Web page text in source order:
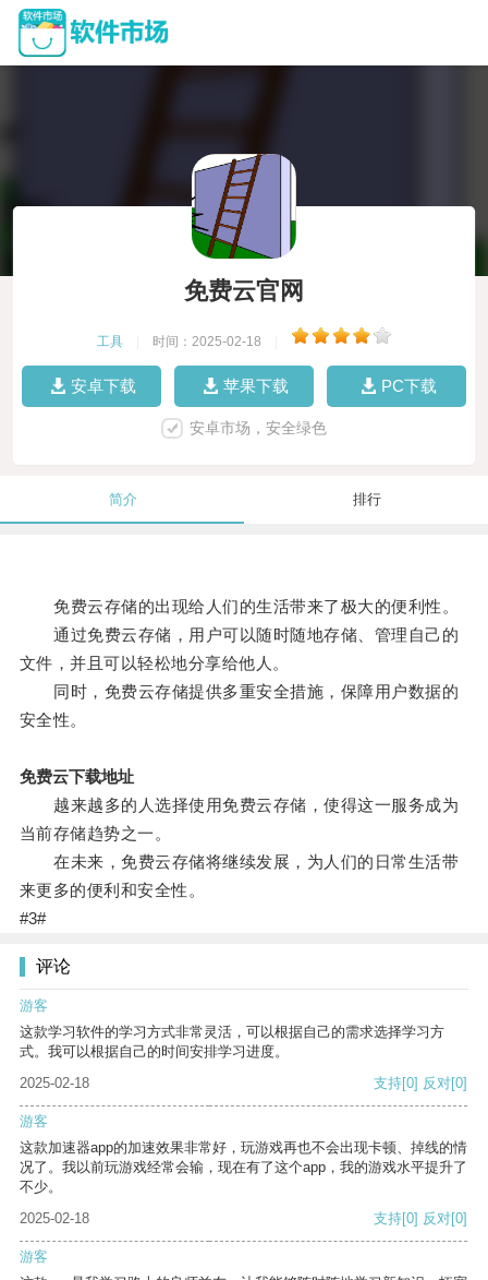
免费云官网
工具 时间：2025-02-18
安卓下载 苹果下载 PC下载
安卓市场，安全绿色
简介 排行
免费云存储的出现给人们的生活带来了极大的便利性。
通过免费云存储，用户可以随时随地存储、管理自己的
文件，并且可以轻松地分享给他人。
同时，免费云存储提供多重安全措施，保障用户数据的
安全性。
免费云下载地址
越来越多的人选择使用免费云存储，使得这一服务成为
当前存储趋势之一。
在未来，免费云存储将继续发展，为人们的日常生活带
来更多的便利和安全性。
#3#
评论
游客
这款学习软件的学习方式非常灵活，可以根据自己的需求选择学习方
式。我可以根据自己的时间安排学习进度。
2025-02-18
支持[0] 反对[0]
游客
这款加速器app的加速效果非常好，玩游戏再也不会出现卡顿、掉线的情
况了。我以前玩游戏经常会输，现在有了这个app，我的游戏水平提升了
不少。
2025-02-18
支持[0] 反对[0]
游客